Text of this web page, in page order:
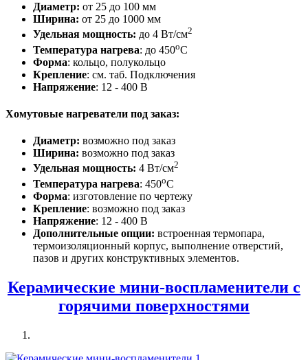
Диаметр: от 25 до 100 мм
Ширина: от 25 до 1000 мм
Удельная мощность: до 4 Вт/см2
Температура нагрева: до 450оС
Форма: кольцо, полукольцо
Крепление: см. таб. Подключения
Напряжение: 12 - 400 В
Хомутовые нагреватели под заказ:
Диаметр: возможно под заказ
Ширина: возможно под заказ
Удельная мощность: 4 Вт/см2
Температура нагрева: 450оС
Форма: изготовление по чертежу
Крепление: возможно под заказ
Напряжение: 12 - 400 В
Дополнительные опции: встроенная термопара,
термоизоляционный корпус, выполнение отверстий,
пазов и других конструктивных элементов.
Керамические мини-воспламенители с
горячими поверхностями